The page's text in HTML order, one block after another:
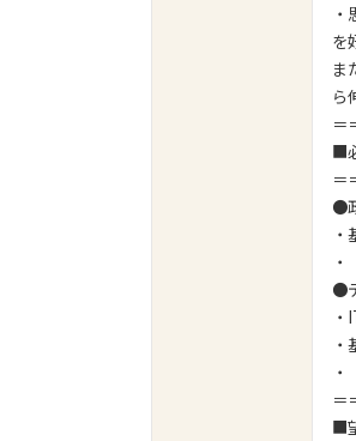
を
ま
ら
＝
■
＝
●
●
＝
■